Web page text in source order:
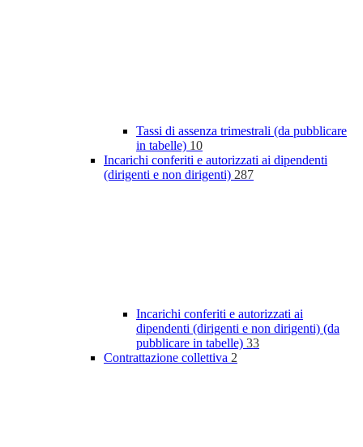
Tassi di assenza trimestrali (da pubblicare
in tabelle) 10
Incarichi conferiti e autorizzati ai dipendenti
(dirigenti e non dirigenti) 287
Incarichi conferiti e autorizzati ai
dipendenti (dirigenti e non dirigenti) (da
pubblicare in tabelle) 33
Contrattazione collettiva 2